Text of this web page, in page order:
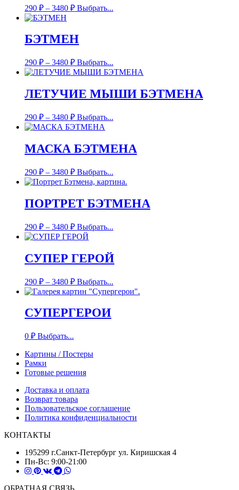
290 ₽ – 3480 ₽ Выбрать...
БЭТМЕН
290 ₽ – 3480 ₽ Выбрать...
ЛЕТУЧИЕ МЫШИ БЭТМЕНА
290 ₽ – 3480 ₽ Выбрать...
МАСКА БЭТМЕНА
290 ₽ – 3480 ₽ Выбрать...
ПОРТРЕТ БЭТМЕНА
290 ₽ – 3480 ₽ Выбрать...
СУПЕР ГЕРОЙ
290 ₽ – 3480 ₽ Выбрать...
СУПЕРГЕРОИ
0 ₽ Выбрать...
Картины / Постеры
Рамки
Готовые решения
Доставка и оплата
Возврат товара
Пользовательское соглашение
Политика конфиденциальности
КОНТАКТЫ
195299 г.Санкт-Петербург ул. Киришская 4
Пн-Вс: 9:00-21:00